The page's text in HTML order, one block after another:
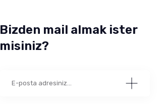
Bizden mail almak ister
misiniz?